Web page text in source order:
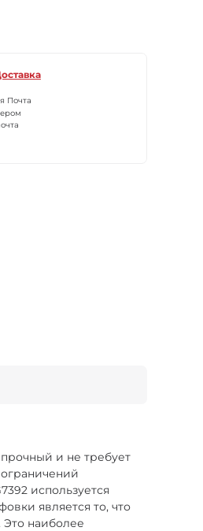
Почта
и не требует
используется
является то, что
Это наиболее